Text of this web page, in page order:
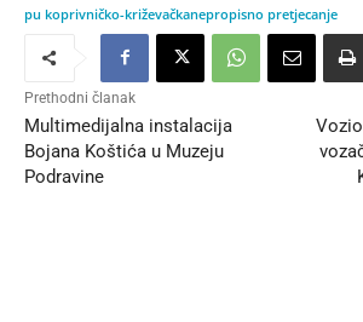
pu koprivničko-križevačkanepropisno pretjecanje
Prethodni članak
Multimedijalna instalacija
Bojana Koštića u Muzeju
Podravine